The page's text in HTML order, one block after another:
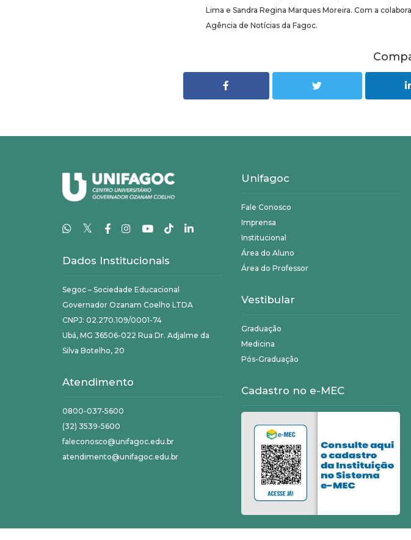
Lima e Sandra Regina Marques Moreira. Com a
Agência de Notícias da Fagoc.
𝕏
Dados Institucionais
Segoc – Sociedade Educacional
Governador Ozanam Coelho LTDA
CNPJ: 02.270.109/0001-74
Ubá, MG 36506-022 Rua Dr. Adjalme da
Silva Botelho, 20
Atendimento
0800-037-5600
(32) 3539-5600
faleconosco@unifagoc.edu.br
atendimento@unifagoc.edu.br
Unifagoc
Fale Conosco
Imprensa
Institucional
Área do Aluno
Área do Professor
Vestibular
Graduação
Medicina
Pós-Graduação
Cadastro no e-MEC